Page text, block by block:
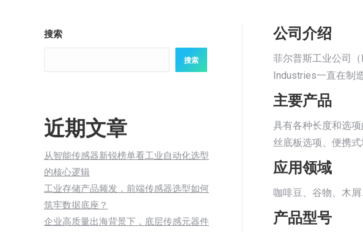
公司介绍
菲尔普斯工业公司
Industries一直在制
主要产品
具有各种长度和选
丝底板选项、便携
应用领域
咖啡豆、谷物、木
产品型号
搜索
搜索
近期文章
从智能传感器新锐榜单看工业自动化选型
的核心逻辑
工业存储产品频发，前端传感器选型如何
筑牢数据底座？
企业高质量出海背景下，底层传感元器件